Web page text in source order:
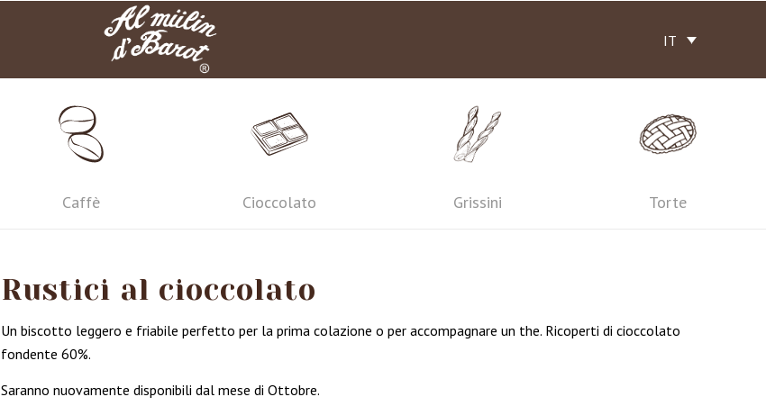
IT
Caffè Cioccolato Grissini Torte
Rustici al cioccolato
Un biscotto leggero e friabile perfetto per la prima colazione o per accompagnare un the. Ricoperti di cioccolato
fondente 60%.
Saranno nuovamente disponibili dal mese di Ottobre.